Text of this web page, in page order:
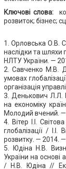
Ключові слова:
розвиток; бізнес;
1. Орловська О.В.
наслідки та
НЛТУ України. —
2. Савченко М.В.
умовах
органiзацiя
3. Денькович Л.Л.
на економіку
Молодий вчений.
4. Вітер І.І.
глобалізації / І.І.
розвитку. — 2014.
5. Юдіна Н.В.
України на основі
/ Н.В. Юдіна //